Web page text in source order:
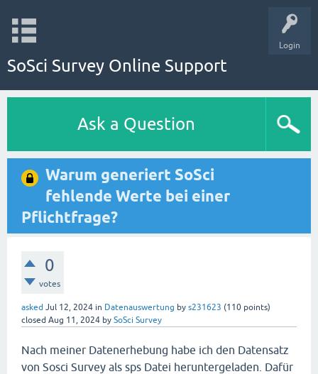
Login
SoSci Survey Online Support
Ask a Question
Warum generiert SoSci
fehlende Werte bei einer
Pflichtfrage?
0
votes
asked Jul 12, 2024 in Datenauswertung by s231623 (110 points)
closed Aug 11, 2024 by SoSci Survey
Nach meiner Datenerhebung habe ich den Datensatz
von Sosci Survey als sps Datei heruntergeladen. Dafür